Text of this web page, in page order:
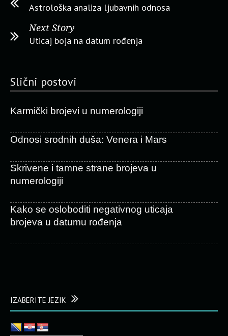
Astrološka analiza ljubavnih odnosa
Next Story
Uticaj boja na datum rođenja
Slični postovi
Karmički brojevi u numerologiji
Odnosi srodnih duša: Venera i Mars
Skrivene i tamne strane brojeva u
numerologiji
Kako se osloboditi negativnog uticaja
brojeva u datumu rođenja
IZABERITE JEZIK